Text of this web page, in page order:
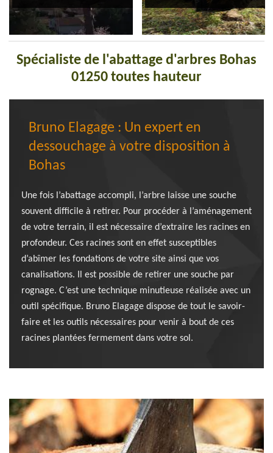
Spécialiste de l'abattage d'arbres Bohas
01250 toutes hauteur
Bruno Elagage : Un expert en
dessouchage à votre disposition à
Bohas
Une fois l’abattage accompli, l’arbre laisse une souche
souvent difficile à retirer. Pour procéder à l’aménagement
de votre terrain, il est nécessaire d’extraire les racines en
profondeur. Ces racines sont en effet susceptibles
d’abîmer les fondations de votre site ainsi que vos
canalisations. Il est possible de retirer une souche par
rognage. C’est une technique minutieuse réalisée avec un
outil spécifique. Bruno Elagage dispose de tout le savoir-
faire et les outils nécessaires pour venir à bout de ces
racines plantées fermement dans votre sol.